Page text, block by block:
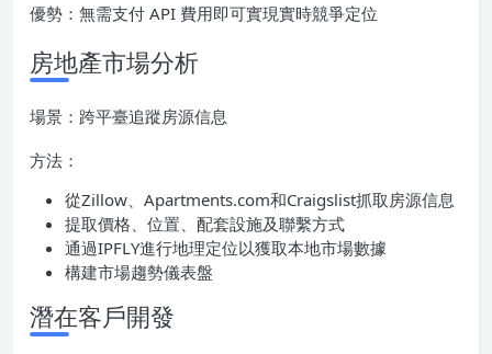
優勢：無需支付 API 費用即可實現實時競爭定位
房地產市場分析
場景：跨平臺追蹤房源信息
方法：
從Zillow、Apartments.com和Craigslist抓取房源信息
提取價格、位置、配套設施及聯繫方式
通過IPFLY進行地理定位以獲取本地市場數據
構建市場趨勢儀表盤
潛在客戶開發